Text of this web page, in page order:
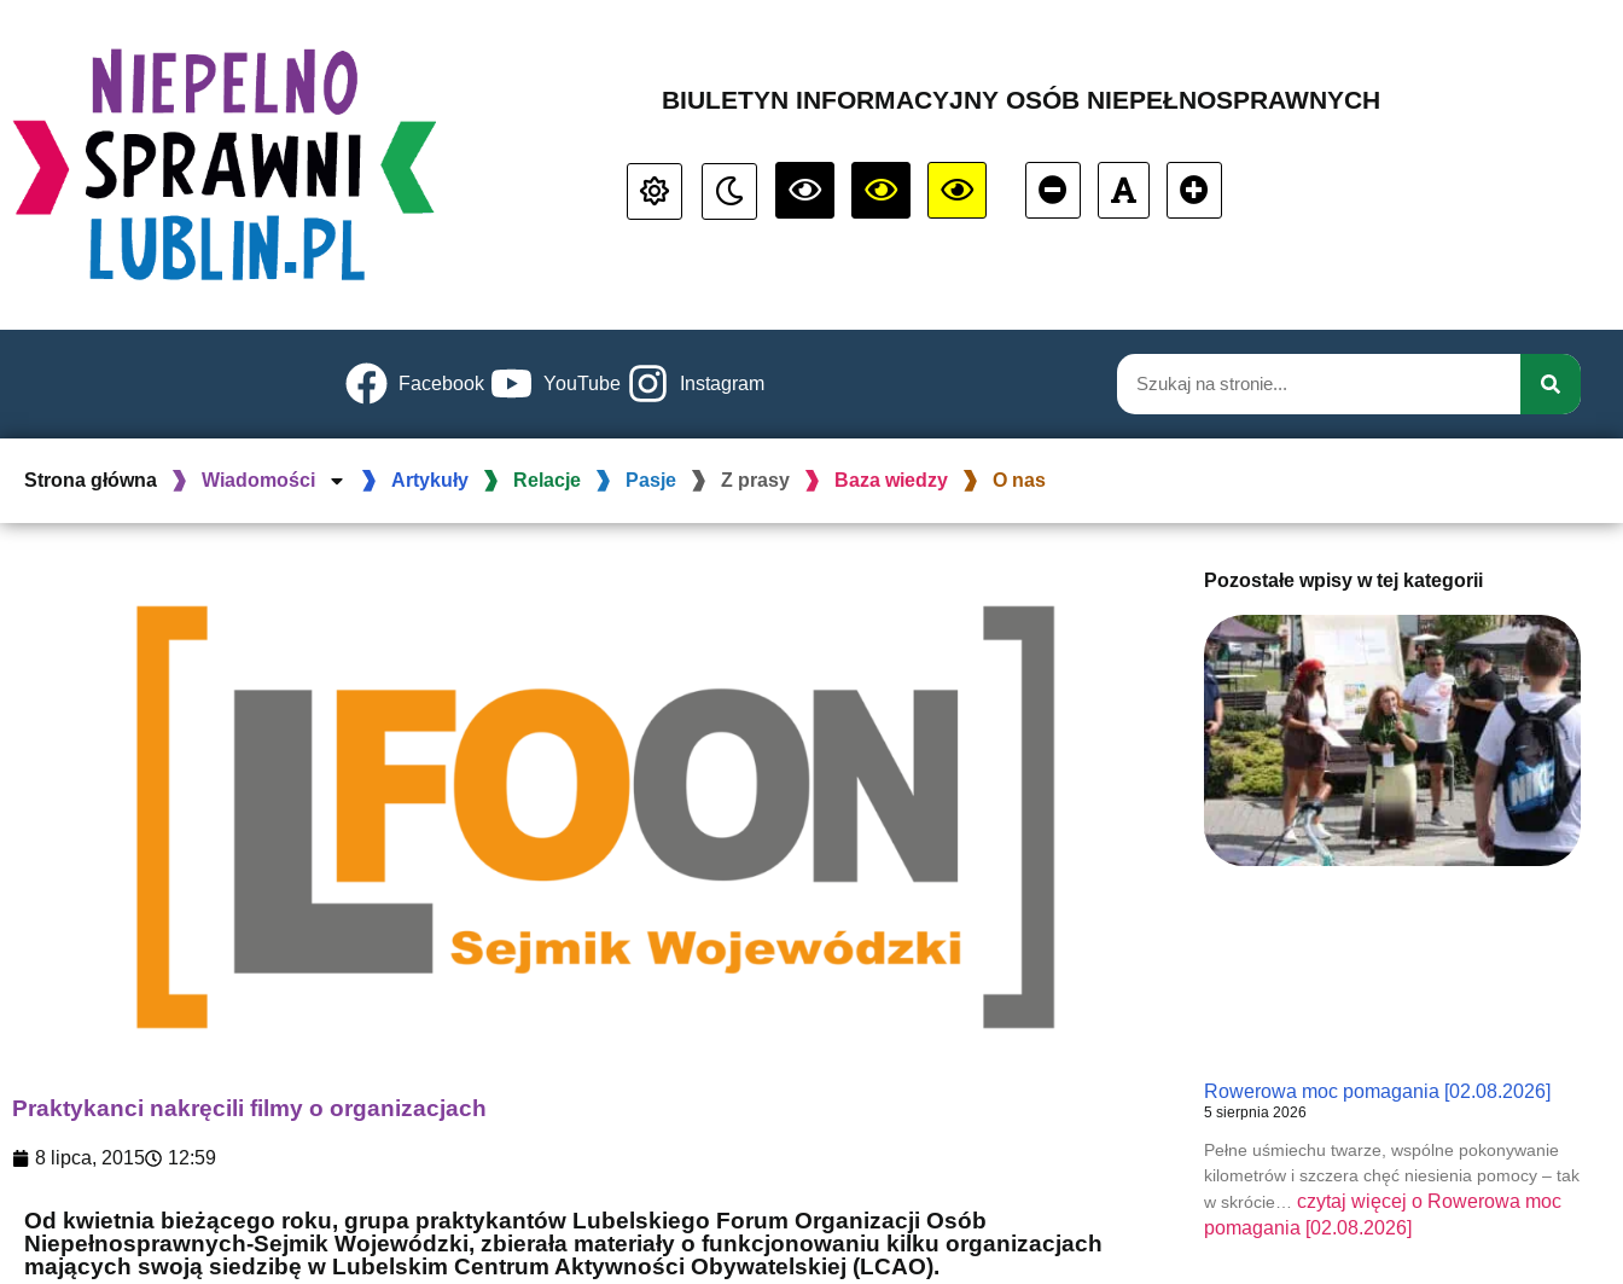
BIULETYN INFORMACYJNY OSÓB NIEPEŁNOSPRAWNYCH
Facebook YouTube Instagram
Strona główna Wiadomości Artykuły Relacje Pasje Z prasy Baza wiedzy O nas
Praktykanci nakręcili filmy o organizacjach
8 lipca, 2015 12:59
Od kwietnia bieżącego roku, grupa praktykantów Lubelskiego Forum Organizacji Osób
Niepełnosprawnych-Sejmik Wojewódzki, zbierała materiały o funkcjonowaniu kilku organizacjach
mających swoją siedzibę w Lubelskim Centrum Aktywności Obywatelskiej (LCAO).
Pozostałe wpisy w tej kategorii
Rowerowa moc pomagania [02.08.2026]
5 sierpnia 2026
Pełne uśmiechu twarze, wspólne pokonywanie
kilometrów i szczera chęć niesienia pomocy – tak
w skrócie… czytaj więcej oRowerowa moc
pomagania [02.08.2026]